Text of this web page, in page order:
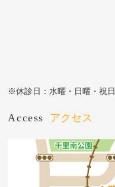
※休診日：水曜・日曜・祝日
Access アクセス